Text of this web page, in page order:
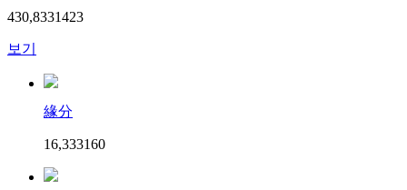
430,8331423
보기
緣分
16,333160